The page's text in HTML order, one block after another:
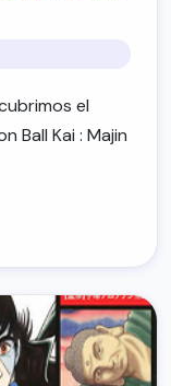
el
Ball Kai : Majin